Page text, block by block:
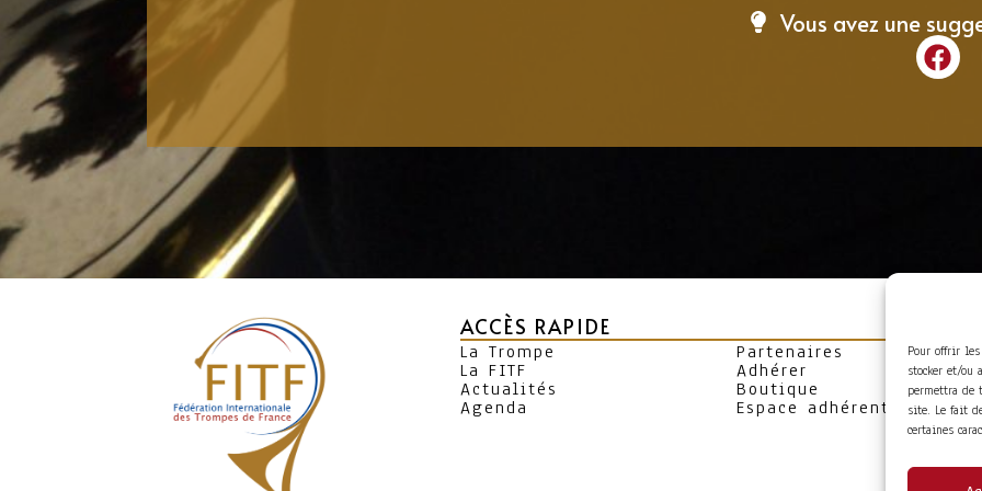
Pour offrir
stocker et/ou
permettra de
site. Le fait
certaines
Vous avez une
ACCÈS RAPIDE
La Trompe
La FITF
Actualités
Agenda
Partenaires
Adhérer
Boutique
Espace adhérent